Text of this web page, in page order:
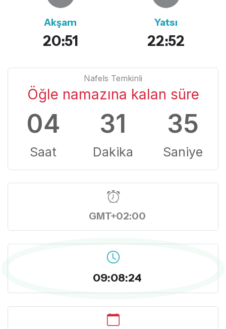
Akşam
20:51
Yatsı
22:52
Nafels Temkinli
Öğle namazına kalan süre
04
Saat
31
Dakika
34
Saniye
GMT+02:00
09:08:25